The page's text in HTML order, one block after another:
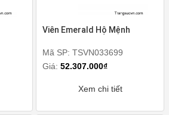
Viên Emerald Hộ Mệnh
Mã SP: TSVN033699
Giá:52.307.000₫
Xem chi tiết